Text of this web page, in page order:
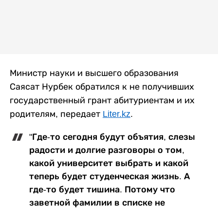
Министр науки и высшего образования
Саясат Нурбек обратился к не получивших
государственный грант абитуриентам и их
родителям, передает Liter.kz.
"Где-то сегодня будут объятия, слезы
радости и долгие разговоры о том,
какой университет выбрать и какой
теперь будет студенческая жизнь. А
где-то будет тишина. Потому что
заветной фамилии в списке не